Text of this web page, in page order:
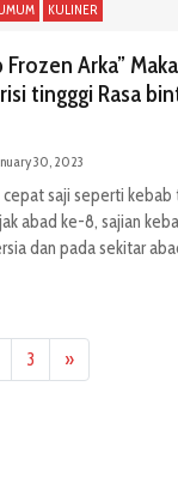
KULINER
Frozen Arka”
tingggi Rasa
30, 2023
cepat saji seperti
abad ke-8, sajian
dan pada sekitar
3 »